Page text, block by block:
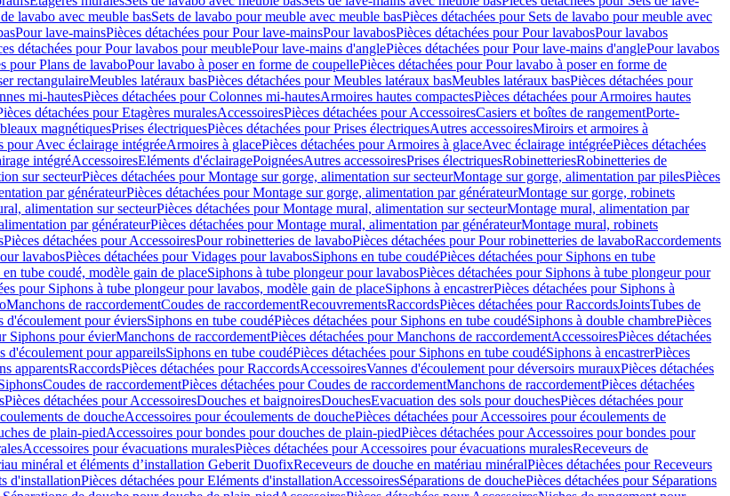
lavabo avec meuble basSets de lavabo pour meuble avec meuble basPièces détachées pour Sets de lavabo pour meuble avec
Pour lave-mainsPièces détachées pour Pour lave-mainsPour lavabosPièces détachées pour Pour lavabosPour lavabos
détachées pour Pour lavabos pour meublePour lave-mains d'anglePièces détachées pour Pour lave-mains d'anglePour lavabos
pour Plans de lavaboPour lavabo à poser en forme de coupellePièces détachées pour Pour lavabo à poser en forme de
rectangulaireMeubles latéraux basPièces détachées pour Meubles latéraux basMeubles latéraux basPièces détachées pour
mi-hautesPièces détachées pour Colonnes mi-hautesArmoires hautes compactesPièces détachées pour Armoires hautes
détachées pour Etagères muralesAccessoiresPièces détachées pour AccessoiresCasiers et boîtes de rangementPorte-
magnétiquesPrises électriquesPièces détachées pour Prises électriquesAutres accessoiresMiroirs et armoires à
pour Avec éclairage intégréeArmoires à glacePièces détachées pour Armoires à glaceAvec éclairage intégréePièces détachées
intégréAccessoiresEléments d'éclairagePoignéesAutres accessoiresPrises électriquesRobinetteriesRobinetteries de
sur secteurPièces détachées pour Montage sur gorge, alimentation sur secteurMontage sur gorge, alimentation par pilesPièces
par générateurPièces détachées pour Montage sur gorge, alimentation par générateurMontage sur gorge, robinets
alimentation sur secteurPièces détachées pour Montage mural, alimentation sur secteurMontage mural, alimentation par
par générateurPièces détachées pour Montage mural, alimentation par générateurMontage mural, robinets
Pièces détachées pour AccessoiresPour robinetteries de lavaboPièces détachées pour Pour robinetteries de lavaboRaccordements
lavabosPièces détachées pour Vidages pour lavabosSiphons en tube coudéPièces détachées pour Siphons en tube
tube coudé, modèle gain de placeSiphons à tube plongeur pour lavabosPièces détachées pour Siphons à tube plongeur pour
pour Siphons à tube plongeur pour lavabos, modèle gain de placeSiphons à encastrerPièces détachées pour Siphons à
Manchons de raccordementCoudes de raccordementRecouvrementsRaccordsPièces détachées pour RaccordsJointsTubes de
d'écoulement pour éviersSiphons en tube coudéPièces détachées pour Siphons en tube coudéSiphons à double chambrePièces
Siphons pour évierManchons de raccordementPièces détachées pour Manchons de raccordementAccessoiresPièces détachées
d'écoulement pour appareilsSiphons en tube coudéPièces détachées pour Siphons en tube coudéSiphons à encastrerPièces
apparentsRaccordsPièces détachées pour RaccordsAccessoiresVannes d'écoulement pour déversoirs murauxPièces détachées
Coudes de raccordementPièces détachées pour Coudes de raccordementManchons de raccordementPièces détachées
Pièces détachées pour AccessoiresDouches et baignoiresDouchesEvacuation des sols pour douchesPièces détachées pour
de doucheAccessoires pour écoulements de douchePièces détachées pour Accessoires pour écoulements de
de plain-piedAccessoires pour bondes pour douches de plain-piedPièces détachées pour Accessoires pour bondes pour
Accessoires pour évacuations muralesPièces détachées pour Accessoires pour évacuations muralesReceveurs de
minéral et éléments d’installation Geberit DuofixReceveurs de douche en matériau minéralPièces détachées pour Receveurs
d'installationPièces détachées pour Eléments d'installationAccessoiresSéparations de douchePièces détachées pour Séparations